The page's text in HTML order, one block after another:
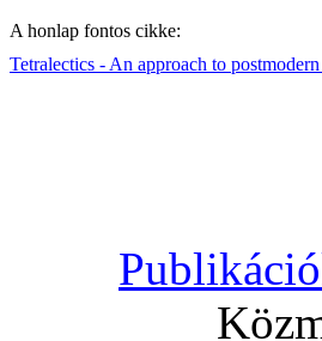
A honlap fontos cikke:
Tetralectics - An approach to postmodern